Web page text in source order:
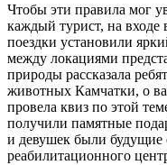
Чтобы эти правила мог
каждый турист, на входе
поездки установили
между локациями
природы рассказала
животных Камчатки, о
провела квиз по этой
получили памятные
и девушек были будущие
реабилитационного